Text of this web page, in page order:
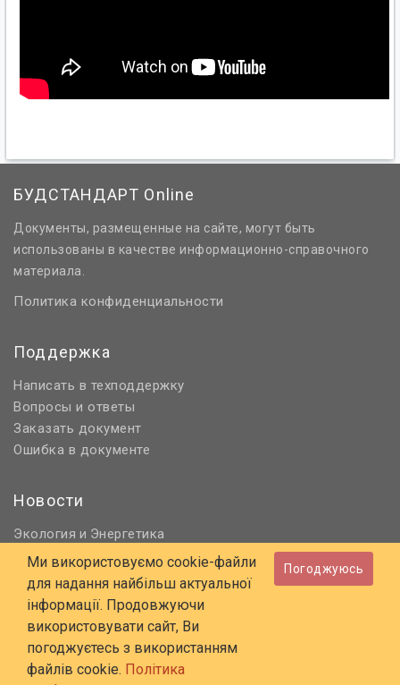
БУДСТАНДАРТ Online
Документы, размещенные на сайте, могут быть
использованы в качестве информационно-справочного
материала.
Политика конфиденциальности
Поддержка
Написать в техподдержку
Вопросы и ответы
Заказать документ
Ошибка в документе
Новости
Экология и Энергетика
Нормативное регулирование
Строительство и проектирование
Охрана труда и ПБ
© 2006 - 2026 Все права защищены
E-mail:
online@budstandart.com
Ми використовуємо cookie-файли
для надання найбільш актуальної
інформації. Продовжуючи
використовувати сайт, Ви
погоджуєтесь з використанням
файлів cookie. Політика
Погоджуюсь